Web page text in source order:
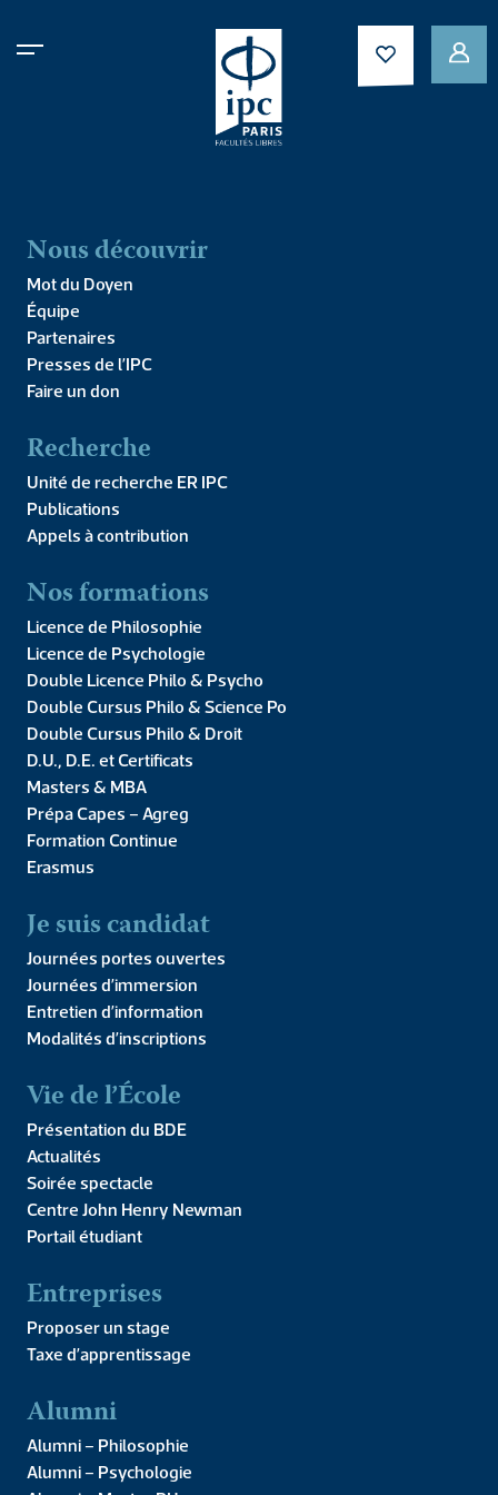
Nous découvrir
Mot du Doyen
Équipe
Partenaires
Presses de l’IPC
Faire un don
Recherche
Unité de recherche ER IPC
Publications
Appels à contribution
Nos formations
Licence de Philosophie
Licence de Psychologie
Double Licence Philo & Psycho
Double Cursus Philo & Science Po
Double Cursus Philo & Droit
D.U., D.E. et Certificats
Masters & MBA
Prépa Capes – Agreg
Formation Continue
Erasmus
Je suis candidat
Journées portes ouvertes
Journées d’immersion
Entretien d’information
Modalités d’inscriptions
Vie de l’École
Présentation du BDE
Actualités
Soirée spectacle
Centre John Henry Newman
Portail étudiant
Entreprises
Proposer un stage
Taxe d’apprentissage
Alumni
Alumni – Philosophie
Alumni – Psychologie
Le don a échoué
Nous sommes désolés, mais votre transaction a
échoué. Veuillez essayer à nouveau ou contacter
l’assistance du site.
70 Avenue Denfert-Rochereau
75014 PARIS
contact@ipc-paris.fr
Nous découvrir
Mot du Doyen
Partenaires
Presses de l’IPC
Faire un don
Recherche
Unité de recherche ER IPC
Publications
Appels à contribution
Nos formations
Licence de Philosophie